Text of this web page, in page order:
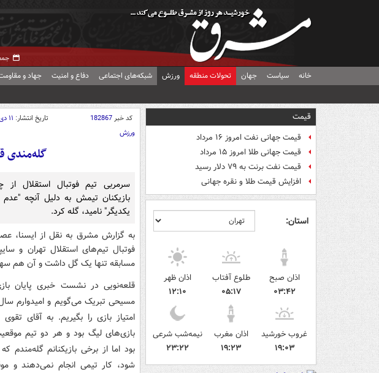
جمعه ۱۶
خانه سیاست جهان تحولات منطقه ورزش شبکه‌های اجتماعی دفاع و امنیت جهاد و
قیمت
قیمت جهانی نفت امروز ۱۶ مرداد
قیمت جهانی طلا امروز ۱۵ مرداد
قیمت نفت برنت به ۷۹ دلار رسید
افزایش قیمت طلا و نقره جهانی
استان:
اذان صبح
۰۳:۴۲
طلوع آفتاب
۰۵:۱۷
اذان ظهر
۱۲:۱۰
غروب خورشید
۱۹:۰۳
اذان مغرب
۱۹:۲۳
نیمه‌شب شرعی
۲۳:۲۲
کد خبر182867 تاریخ انتشار: ۱۱ دی ۱۳۹۱ - ۲۱:۰۲
ورزش
گله‌مندی
سرمربی تیم فوتبال استقلال از
بازیکنان تیمش به دلیل آنچه "عدم
یکدیگر" نامید، گله کرد.
به گزارش مشرق به نقل از ایسنا،
فوتبال تیم‌های استقلال تهران و
مسابقه تنها یک گل داشت و آن هم سهم
قلعه‌نویی در نشست خبری پایان
مسیحی تبریک می‌گویم و امیدوارم
امتیاز بازی را بگیریم. به آقای
بازی‌های لیگ بود و هر دو تیم
بود اما از برخی بازیکنانم گله‌مندم